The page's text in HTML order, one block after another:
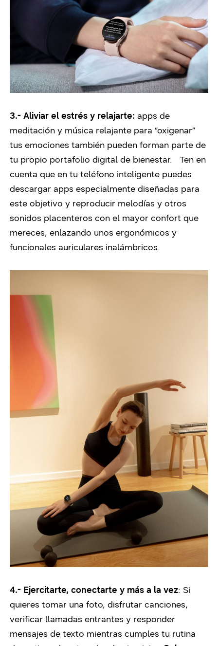
3.- Aliviar el estrés y relajarte: apps de
meditación y música relajante para “oxigenar”
tus emociones también pueden forman parte de
tu propio portafolio digital de bienestar. Ten en
cuenta que en tu teléfono inteligente puedes
descargar apps especialmente diseñadas para
este objetivo y reproducir melodías y otros
sonidos placenteros con el mayor confort que
mereces, enlazando unos ergonómicos y
funcionales auriculares inalámbricos.
4.- Ejercitarte, conectarte y más a la vez: Si
quieres tomar una foto, disfrutar canciones,
verificar llamadas entrantes y responder
mensajes de texto mientras cumples tu rutina